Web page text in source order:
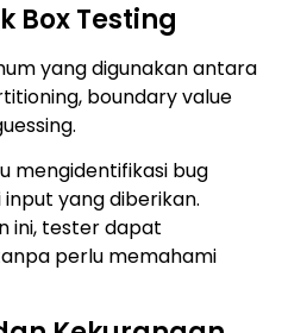
Box Testing
yang digunakan antara
boundary value
mengidentifikasi bug
yang diberikan.
ini, tester dapat
perlu memahami